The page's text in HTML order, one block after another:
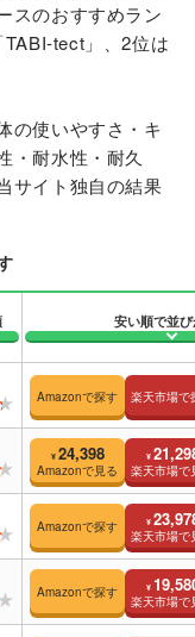
スのおすすめラン
tect」、2位は
の使いやすさ・キ
・耐水性・耐久
サイト独自の結果
安い順で並
Amazonで探す 楽天市場で
¥ 24,398
Amazonで見る
¥
楽天市場で
Amazonで探す ¥
楽天市場で
Amazonで探す ¥
楽天市場で